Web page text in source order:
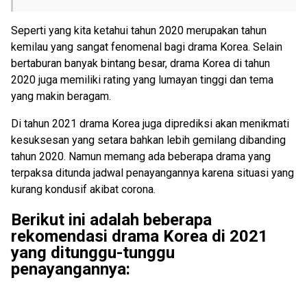
Seperti yang kita ketahui tahun 2020 merupakan tahun
kemilau yang sangat fenomenal bagi drama Korea. Selain
bertaburan banyak bintang besar, drama Korea di tahun
2020 juga memiliki rating yang lumayan tinggi dan tema
yang makin beragam.
Di tahun 2021 drama Korea juga diprediksi akan menikmati
kesuksesan yang setara bahkan lebih gemilang dibanding
tahun 2020. Namun memang ada beberapa drama yang
terpaksa ditunda jadwal penayangannya karena situasi yang
kurang kondusif akibat corona.
Berikut ini adalah beberapa
rekomendasi drama Korea di 2021
yang ditunggu-tunggu
penayangannya: